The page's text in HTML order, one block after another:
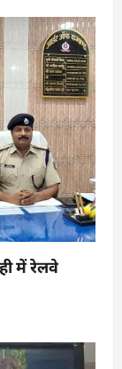
में रेलवे